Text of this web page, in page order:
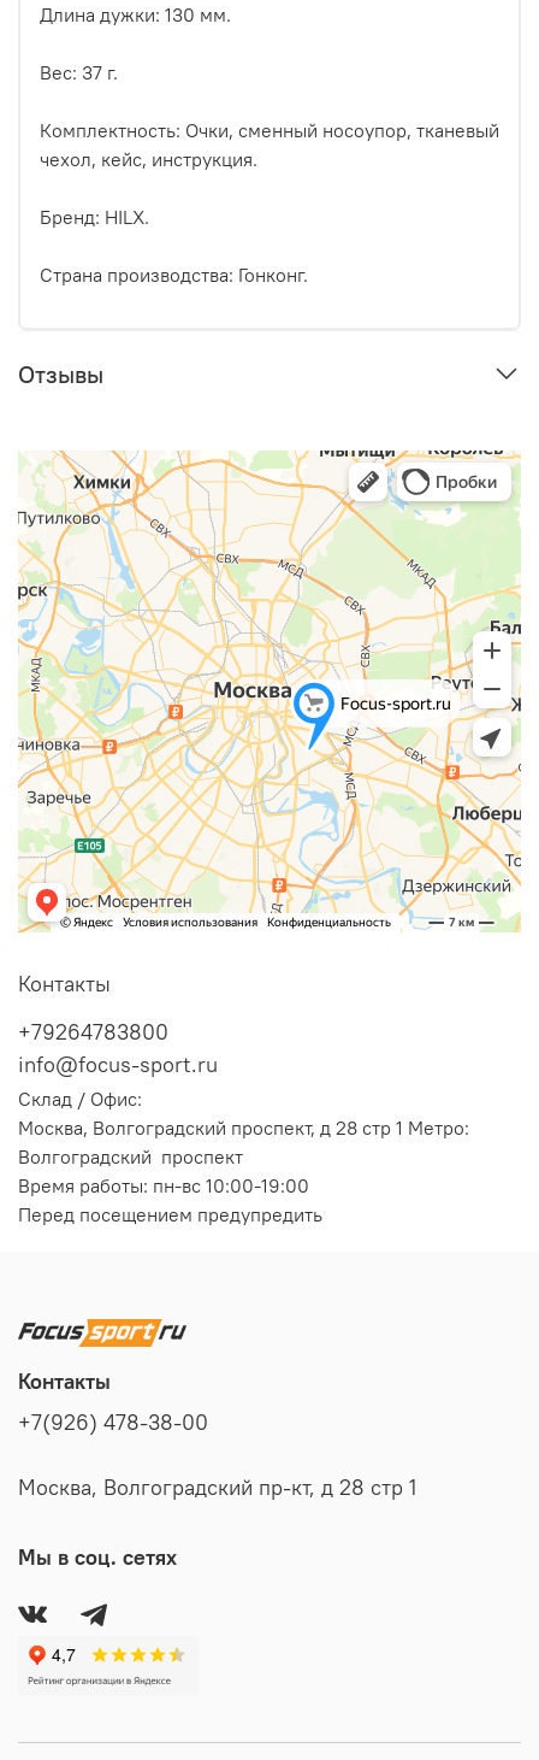
Длина дужки: 130 мм.
Вес: 37 г.
Комплектность: Очки, сменный носоупор, тканевый
чехол, кейс, инструкция.
Бренд: HILX.
Страна производства: Гонконг.
Отзывы
Контакты
+79264783800
info@focus-sport.ru
Склад / Офис:
Москва, Волгоградский проспект, д 28 стр 1 Метро:
Волгоградский проспект
Время работы: пн-вс 10:00-19:00
Перед посещением предупредить
Контакты
+7(926) 478-38-00
Москва, Волгоградский пр-кт, д 28 стр 1
Мы в соц. сетях